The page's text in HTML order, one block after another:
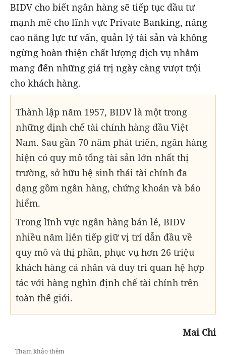
BIDV cho biết ngân hàng sẽ tiếp tục đầu tư
mạnh mẽ cho lĩnh vực Private Banking, nâng
cao năng lực tư vấn, quản lý tài sản và không
ngừng hoàn thiện chất lượng dịch vụ nhằm
mang đến những giá trị ngày càng vượt trội
cho khách hàng.
Thành lập năm 1957, BIDV là một trong
những định chế tài chính hàng đầu Việt
Nam. Sau gần 70 năm phát triển, ngân hàng
hiện có quy mô tổng tài sản lớn nhất thị
trường, sở hữu hệ sinh thái tài chính đa
dạng gồm ngân hàng, chứng khoán và bảo
hiểm.
Trong lĩnh vực ngân hàng bán lẻ, BIDV
nhiều năm liên tiếp giữ vị trí dẫn đầu về
quy mô và thị phần, phục vụ hơn 26 triệu
khách hàng cá nhân và duy trì quan hệ hợp
tác với hàng nghìn định chế tài chính trên
toàn thế giới.
Mai Chi
Tham khảo thêm